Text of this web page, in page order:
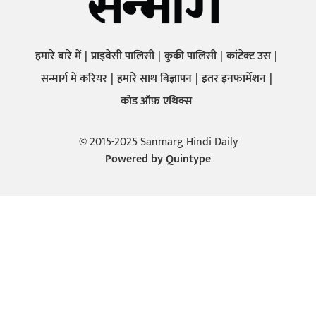
हमारे बारे में प्राइवेसी पालिसी कुकी पालिसी कांटेक्ट उस
सन्मार्ग में करियर हमारे साथ बिज्ञापन इतर इनफार्मेशन
कोड ऑफ़ एथिक्स
© 2015-2025 Sanmarg Hindi Daily
Powered byQuintype